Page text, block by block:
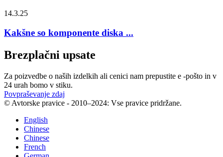
14.3.25
Kakšne so komponente diska ...
Brezplačni upsate
Za poizvedbe o naših izdelkih ali cenici nam prepustite e -pošto in v
24 urah bomo v stiku.
Povpraševanje zdaj
© Avtorske pravice - 2010–2024: Vse pravice pridržane.
English
Chinese
Chinese
French